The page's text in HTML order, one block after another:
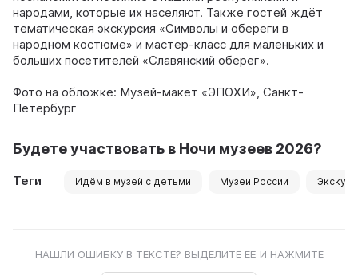
народами, которые их населяют. Также гостей ждёт
тематическая экскурсия «Символы и обереги в
народном костюме» и мастер-класс для маленьких и
больших посетителей «Славянский оберег».
Фото на обложке: Музей-макет «ЭПОХИ», Санкт-
Петербург
Будете участвовать в Ночи музеев 2026?
Теги Идём в музей с детьми Музеи России
НАШЛИ ОШИБКУ В ТЕКСТЕ? ВЫДЕЛИТЕ ЕЁ И НАЖМИТЕ